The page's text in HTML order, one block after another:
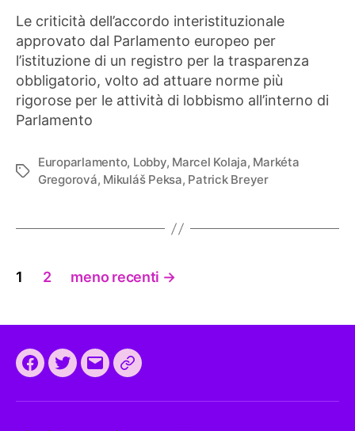
Le criticità dell’accordo interistituzionale
approvato dal Parlamento europeo per
l’istituzione di un registro per la trasparenza
obbligatorio, volto ad attuare norme più
rigorose per le attività di lobbismo all’interno di
Parlamento
Tag
Europarlamento, Lobby, Marcel Kolaja, Markéta
Gregorová, Mikuláš Peksa, Patrick Breyer
Paginazione
articoli
1 2 meno recenti →
Facebook
TwitterEmailCEEP